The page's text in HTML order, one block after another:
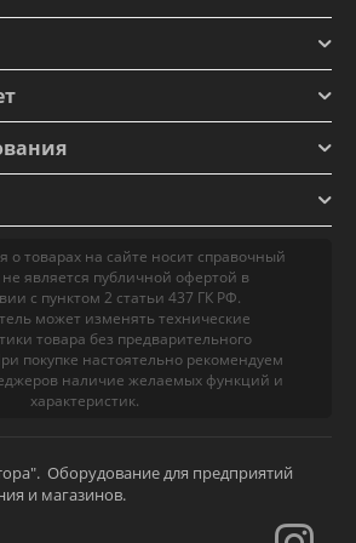
о товарах на сайте носит справочный
не является публичной офертой в
с пунктом 2 статьи 437 ГК РФ.
может изменять технические
товара без предварительного
покупке настоятельно рекомендуем
наличие желаемых функций и
характеристик.
Оборудование для предприятий
и магазинов.